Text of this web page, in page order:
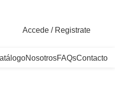
Accede / Registrate
NosotrosFAQsContacto